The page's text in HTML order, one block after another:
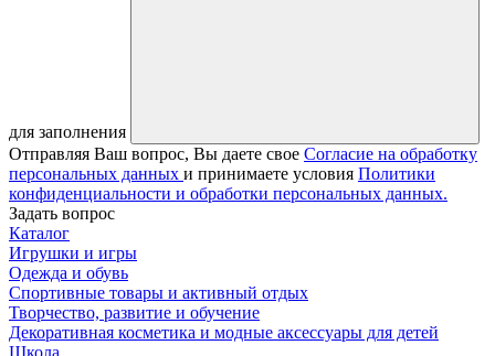
для заполнения
Отправляя Ваш вопрос, Вы даете свое Согласие на обработку
персональных данных и принимаете условия Политики
конфиденциальности и обработки персональных данных.
Задать вопрос
Каталог
Игрушки и игры
Одежда и обувь
Спортивные товары и активный отдых
Творчество, развитие и обучение
Декоративная косметика и модные аксессуары для детей